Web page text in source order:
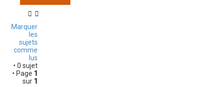
Marquer
les
sujets
comme
lus
• 0 sujet
• Page 1
sur 1